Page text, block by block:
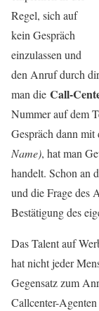
Regel, sich auf
kein Gespräch
einzulassen und
den Anruf durch
man die Call-
Nummer auf dem
Gespräch dann mit
Name), hat man
handelt. Schon an
und die Frage des
Bestätigung des
Das Talent auf
hat nicht jeder
Gegensatz zum
Callcenter-